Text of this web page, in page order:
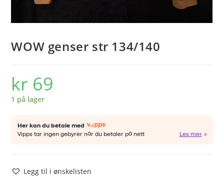
WOW genser str 134/140
kr 69
1 på lager
Legg til i ønskelisten